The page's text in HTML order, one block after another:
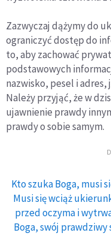
Zazwyczaj dążymy do
ograniczyć dostęp do
to, aby zachować
podstawowych
nazwisko, pesel i
Należy przyjąć, że w
ujawnienie prawdy
prawdy o sobie samym.
Kto szuka Boga, musi
Musi się wciąż
przed oczyma i
Boga, swój prawdziwy